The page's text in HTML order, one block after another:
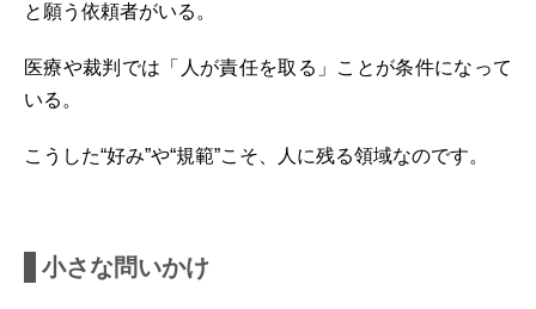
と願う依頼者がいる。
医療や裁判では「人が責任を取る」ことが条件になって
いる。
こうした“好み”や“規範”こそ、人に残る領域なのです。
小さな問いかけ